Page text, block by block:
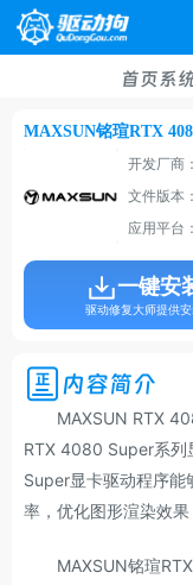
首页系
MAXSUN铭瑄RTX
开发厂商
文件版本
应用平台
一键安
驱动修复大师提供安
内容简介
MAXSUN RTX
RTX 4080 Super系列
Super显卡驱动程序能
率，优化图形渲染效果
MAXSUN铭瑄RTX